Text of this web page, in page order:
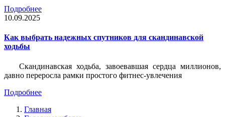
Подробнее
10.09.2025
Как выбрать надежных спутников для скандинавской
ходьбы
Скандинавская ходьба, завоевавшая сердца миллионов,
давно переросла рамки простого фитнес-увлечения
Подробнее
Главная